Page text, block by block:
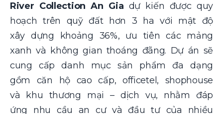
River Collection An Gia dự kiến được quy
hoạch trên quỹ đất hơn 3 ha với mật độ
xây dựng khoảng 36%, ưu tiên các mảng
xanh và không gian thoáng đãng. Dự án sẽ
cung cấp danh mục sản phẩm đa dạng
gồm căn hộ cao cấp, officetel, shophouse
và khu thương mại – dịch vụ, nhằm đáp
ứng nhu cầu an cư và đầu tư của nhiều